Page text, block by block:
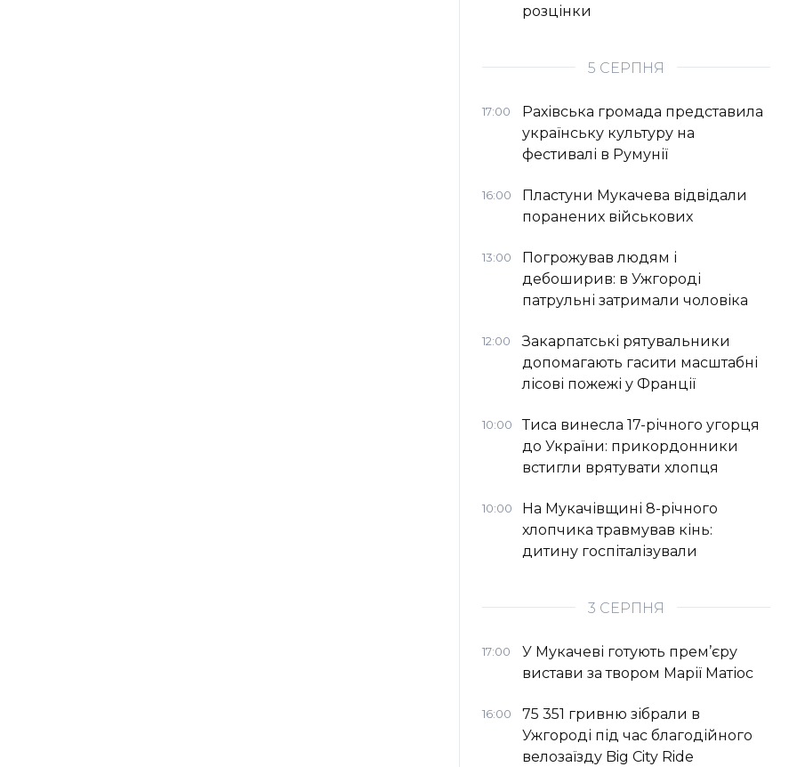
розцінки
5 СЕРПНЯ
17:00
Рахівська громада представила
українську культуру на
фестивалі в Румунії
16:00
Пластуни Мукачева відвідали
поранених військових
13:00
Погрожував людям і
дебоширив: в Ужгороді
патрульні затримали чоловіка
12:00
Закарпатські рятувальники
допомагають гасити масштабні
лісові пожежі у Франції
10:00
Тиса винесла 17-річного угорця
до України: прикордонники
встигли врятувати хлопця
10:00
На Мукачівщині 8-річного
хлопчика травмував кінь:
дитину госпіталізували
3 СЕРПНЯ
17:00
У Мукачеві готують прем’єру
вистави за твором Марії Матіос
16:00
75 351 гривню зібрали в
Ужгороді під час благодійного
велозаїзду Big Сity Ride